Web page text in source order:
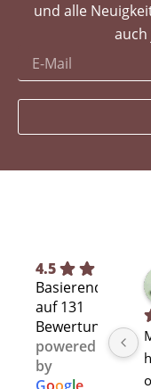
und alle
auch
4.5
Basierend
auf 131
Bewertungen
powered
by
o